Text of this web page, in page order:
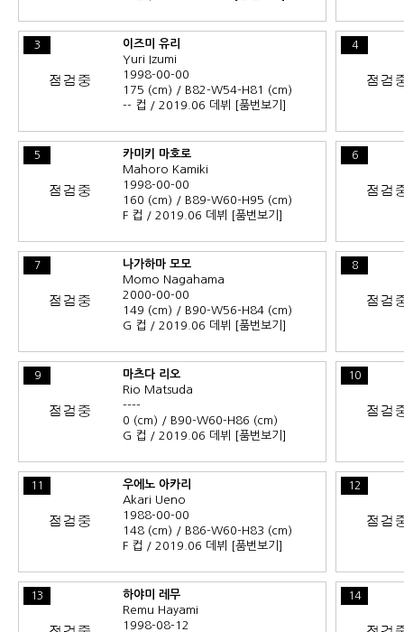
3
이즈미 유리
Yuri Izumi
1998-00-00
175 (cm) / B82-W54-H81 (cm)
-- 컵 / 2019.06 데뷔
[품번보기]
4
5
카미키 마호로
Mahoro Kamiki
1998-00-00
160 (cm) / B89-W60-H95 (cm)
F 컵 / 2019.06 데뷔
[품번보기]
6
7
나가하마 모모
Momo Nagahama
2000-00-00
149 (cm) / B90-W56-H84 (cm)
G 컵 / 2019.06 데뷔
[품번보기]
8
9
마츠다 리오
Rio Matsuda
----
0 (cm) / B90-W60-H86 (cm)
G 컵 / 2019.06 데뷔
[품번보기]
10
11
우에노 아카리
Akari Ueno
1988-00-00
148 (cm) / B86-W60-H83 (cm)
F 컵 / 2019.06 데뷔
[품번보기]
12
13
하야미 레무
Remu Hayami
1998-08-12
14